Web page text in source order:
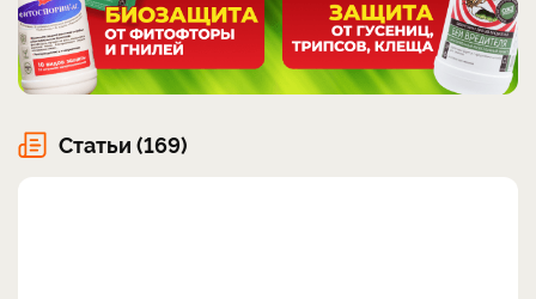
Статьи (169)